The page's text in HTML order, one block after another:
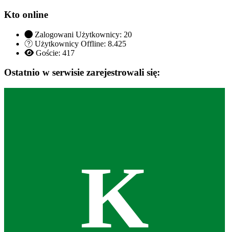
Kto online
Zalogowani Użytkownicy: 20
Użytkownicy Offline: 8.425
Goście: 417
Ostatnio w serwisie zarejestrowali się:
K